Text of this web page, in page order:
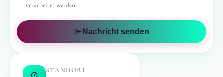
verarbeitet werden.
Nachricht senden
STANDORT